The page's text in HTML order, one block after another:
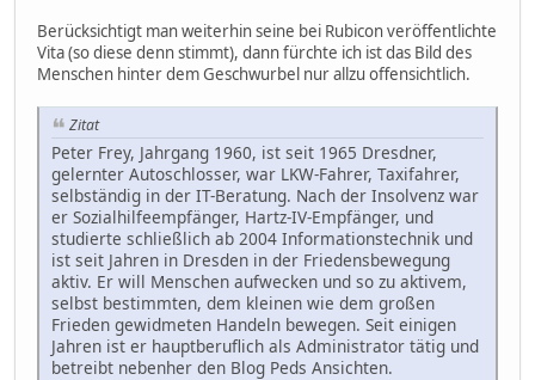
Berücksichtigt man weiterhin seine bei Rubicon veröffentlichte
Vita (so diese denn stimmt), dann fürchte ich ist das Bild des
Menschen hinter dem Geschwurbel nur allzu offensichtlich.
Zitat
Peter Frey, Jahrgang 1960, ist seit 1965 Dresdner,
gelernter Autoschlosser, war LKW-Fahrer, Taxifahrer,
selbständig in der IT-Beratung. Nach der Insolvenz war
er Sozialhilfeempfänger, Hartz-IV-Empfänger, und
studierte schließlich ab 2004 Informationstechnik und
ist seit Jahren in Dresden in der Friedensbewegung
aktiv. Er will Menschen aufwecken und so zu aktivem,
selbst bestimmten, dem kleinen wie dem großen
Frieden gewidmeten Handeln bewegen. Seit einigen
Jahren ist er hauptberuflich als Administrator tätig und
betreibt nebenher den Blog Peds Ansichten.